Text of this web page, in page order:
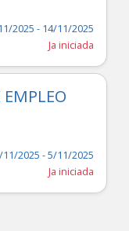
2025 - 14/11/2025
Ja iniciada
2025 - 5/11/2025
Ja iniciada